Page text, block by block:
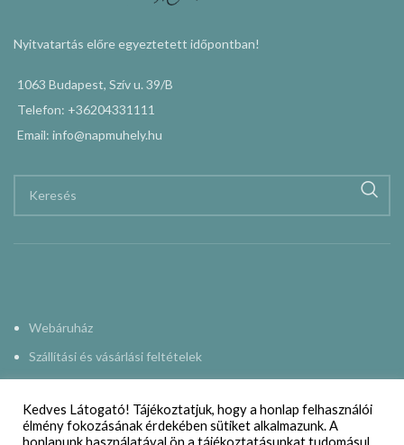
Nyitvatartás előre egyeztetett időpontban!
1063 Budapest, Szív u. 39/B
Telefon: +36204331111
Email: info@napmuhely.hu
Webáruház
Szállítási és vásárlási feltételek
Impresszum
Kedves Látogató! Tájékoztatjuk, hogy a honlap felhasználói
élmény fokozásának érdekében sütiket alkalmazunk. A
honlapunk használatával ön a tájékoztatásunkat tudomásul